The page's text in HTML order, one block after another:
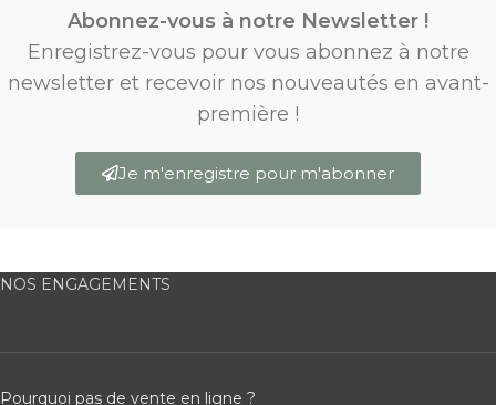
Abonnez-vous à notre Newsletter !
Enregistrez-vous pour vous abonnez à notre
newsletter et recevoir nos nouveautés en avant-
première !
Je m'enregistre pour m'abonner
NOS ENGAGEMENTS
Pourquoi pas de vente en ligne ?